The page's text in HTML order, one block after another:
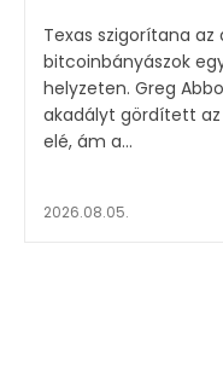
Texas szigorítana
bitcoinbányászok
helyzeten. Greg Abbott texasi kormányzó újabb
akadályt gördített
elé, ám a...
2026.08.05.